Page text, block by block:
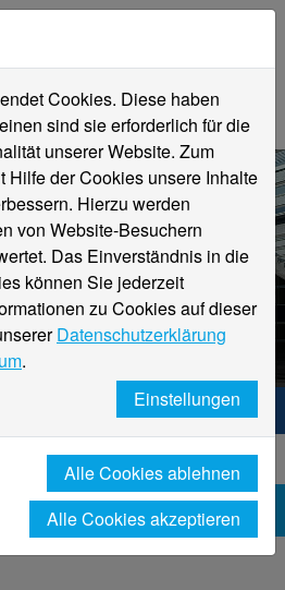
Niederrhein. Dein Weg.
News-Detailseite
Cookies. Diese haben
sind sie erforderlich für die
unserer Website. Zum
Hilfe der Cookies unsere Inhalte
Hierzu werden
von Website-Besuchern
Das Einverständnis in die
können Sie jederzeit
zu Cookies auf dieser
Datenschutzerklärung
.
Einstellungen
Alle Cookies ablehnen
Alle Cookies akzeptieren